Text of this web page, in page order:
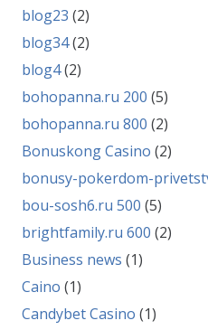
blog23 (2)
blog34(2)
blog4(2)
bohopanna.ru 200 (5)
bohopanna.ru 800 (2)
Bonuskong Casino (2)
bonusy-pokerdom-
bou-sosh6.ru 500 (5)
brightfamily.ru 600 (2)
Business news (1)
Caino (1)
Candybet Casino (1)